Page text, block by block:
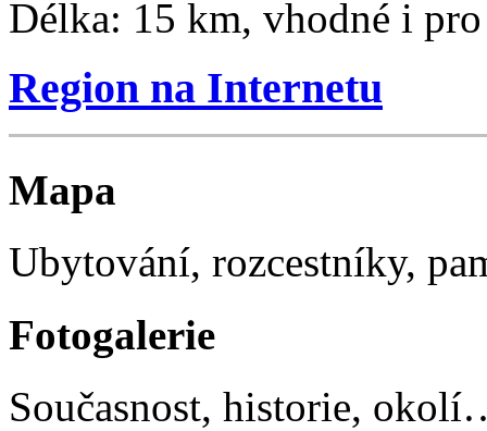
Délka: 15 km, vhodné i
Region na Internetu
Mapa
Ubytování, rozcestníky,
Fotogalerie
Současnost, historie,